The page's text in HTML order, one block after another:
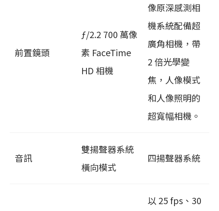
前置鏡頭
ƒ/2.2 700 萬像
素 FaceTime
HD 相機
像原深感測相
機系統配備超
廣角相機，帶
2 倍光學變
焦，人像模式
和人像照明的
超寬幅相機。
音訊
雙揚聲器系統
橫向模式
四揚聲器系統
以 25 fps、30